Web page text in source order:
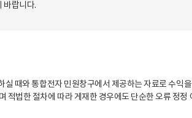
바랍니다.
때와 통합전자 민원창구에서 제공하는 자료로 수익
법한 절차에 따라 게재한 경우에도 단순한 오류 정